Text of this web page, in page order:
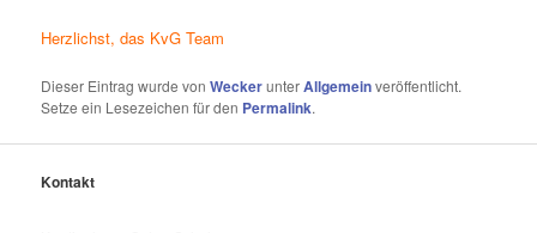
Herzlichst, das KvG Team
Dieser Eintrag wurde vonWeckerunterAllgemeinveröffentlicht.
Setze ein Lesezeichen für den Permalink.
Kontakt